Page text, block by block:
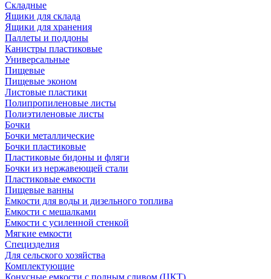
Складные
Ящики для склада
Ящики для хранения
Паллеты и поддоны
Канистры пластиковые
Универсальные
Пищевые
Пищевые эконом
Листовые пластики
Полипропиленовые листы
Полиэтиленовые листы
Бочки
Бочки металлические
Бочки пластиковые
Пластиковые бидоны и фляги
Бочки из нержавеющей стали
Пластиковые емкости
Пищевые ванны
Емкости для воды и дизельного топлива
Емкости с мешалками
Емкости с усиленной стенкой
Мягкие емкости
Специзделия
Для сельского хозяйства
Комплектующие
Конусные емкости с полным сливом (ЦКТ)